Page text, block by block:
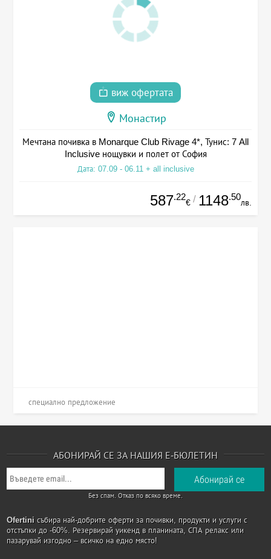
виж офертата
Монастир
Мечтана почивка в Monarque Club Rivage 4*, Тунис: 7 All
Inclusive нощувки и полет от София
Дата: 07.09 - 06.11 + all inclusive
587.22
€ / 1148.50
лв.
специално предложение
АБОНИРАЙ СЕ ЗА НАШИЯ Е-БЮЛЕТИН
Без спам. Отказ по всяко време.
Ofertini събира най-добрите оферти за почивки, продукти и услуги с
отстъпки до -60%. Резервирай уикенд в планината, СПА релакс или
пазарувай изгодно – всичко на едно място!